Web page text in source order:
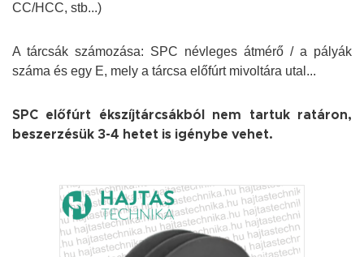
CC/HCC, stb...)
A tárcsák számozása: SPC névleges átmérő / a pályák
száma és egy E, mely a tárcsa előfúrt mivoltára utal...
SPC előfúrt ékszíjtárcsákból nem tartuk ratáron,
beszerzésük 3-4 hetet is igénybe vehet.